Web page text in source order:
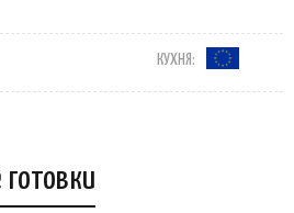
КУХНЯ: